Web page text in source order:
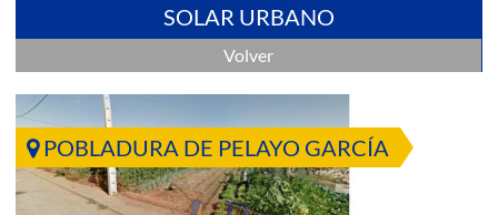
SOLAR URBANO
Volver
POBLADURA DE PELAYO GARCÍA